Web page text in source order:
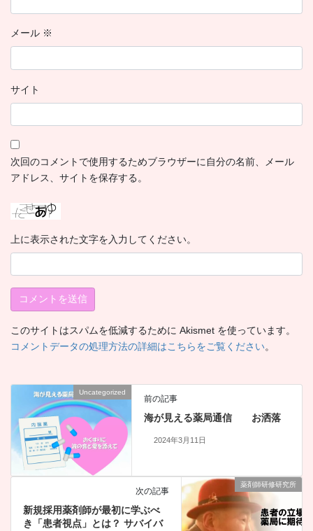
メール ※
サイト
次回のコメントで使用するためブラウザーに自分の名前、メール
アドレス、サイトを保存する。
上に表示された文字を入力してください。
このサイトはスパムを低減するために Akismet を使っています。
コメントデータの処理方法の詳細はこちらをご覧ください。
Uncategorized
前の記事
海が見える薬局通信 お洒落
2024年3月11日
薬剤師研修研究所
次の記事
新規採用薬剤師が最初に学ぶべ
き「患者視点」とは？ サバイバ